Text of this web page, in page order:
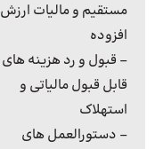
مستقیم و مالیات ارزش
افزوده
– قبول و رد هزینه های
قابل قبول مالیاتی و
استهلاک
– دستورالعمل های